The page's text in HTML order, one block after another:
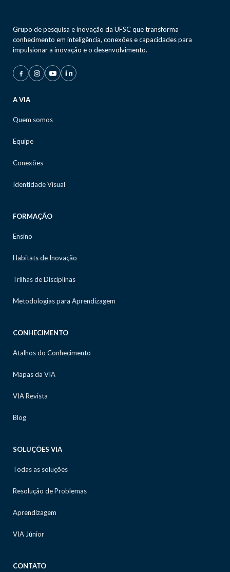
Grupo de pesquisa e inovação da UFSC que transforma
conhecimento em inteligência, conexões e capacidades para
impulsionar a inovação e o desenvolvimento.
A VIA
Quem somos
Equipe
Conexões
Identidade Visual
FORMAÇÃO
Ensino
Habitats de Inovação
Trilhas de Disciplinas
Metodologias para Aprendizagem
CONHECIMENTO
Atalhos do Conhecimento
Mapas da VIA
VIA Revista
Blog
SOLUÇÕES VIA
Todas as soluções
Resolução de Problemas
Aprendizagem
VIA Júnior
CONTATO